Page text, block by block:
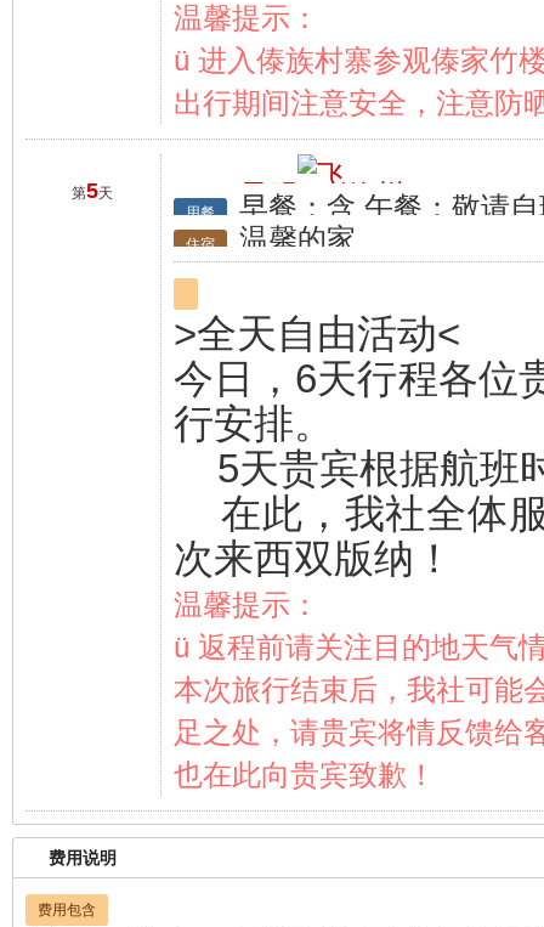
温馨提示：
ü 进入傣族村寨参观傣家竹
出行期间注意安全，注意防
第5天 行程 昆明 徐州
用餐 早餐：含 午餐：敬请
住宿 温馨的家
>全天自由活动<
今日，6天行程各位
行安排。
5天贵宾根据航班
在此，我社全体
次来西双版纳！
温馨提示：
ü 返程前请关注目的地天气
本次旅行结束后，我社可能
足之处，请贵宾将情反馈给
也在此向贵宾致歉！
费用说明
费用包含